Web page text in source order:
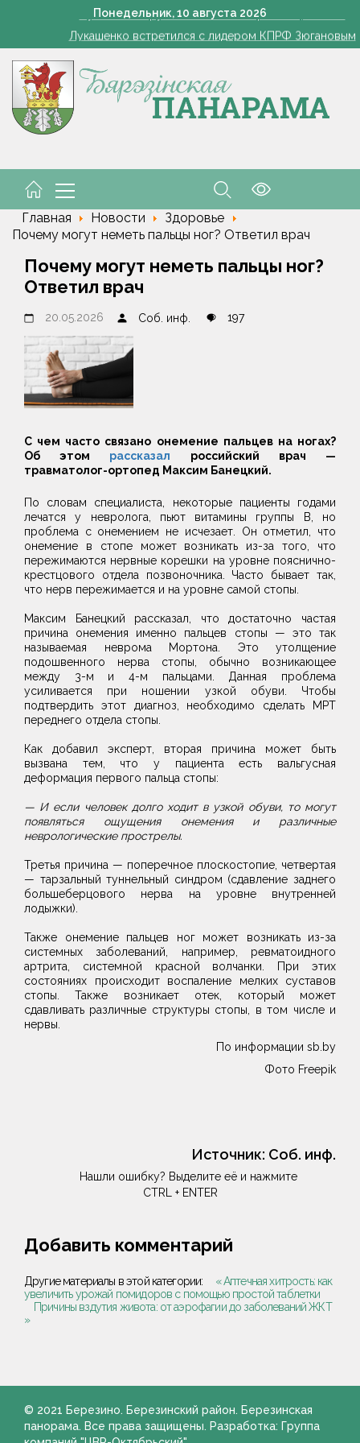
Понедельник,10 августа 2026
Лукашенко вручена Ленинская премия ЦК КПРФ
Лукашенко встретился с лидером КПРФ Зюгановым
с грядки: какие августовские продукты максимально
8 августа открылся сезон охоты на пернатую дичь
Лукашенко вручена Ленинская премия ЦК КПРФ
Главная Новости
Здоровье
Почему могут неметь пальцы ног? Ответил врач
Почему могут неметь пальцы ног?
Ответил врач
20.05.2026 Соб. инф. 197
С чем часто связано онемение пальцев на ногах?
Об этом рассказал российский врач —
травматолог-ортопед Максим Банецкий.
По словам специалиста, некоторые пациенты годами
лечатся у невролога, пьют витамины группы B, но
проблема с онемением не исчезает. Он отметил, что
онемение в стопе может возникать из-за того, что
пережимаются нервные корешки на уровне пояснично-
крестцового отдела позвоночника. Часто бывает так,
что нерв пережимается и на уровне самой стопы.
Максим Банецкий рассказал, что достаточно частая
причина онемения именно пальцев стопы — это так
называемая неврома Мортона. Это утолщение
подошвенного нерва стопы, обычно возникающее
между 3-м и 4-м пальцами. Данная проблема
усиливается при ношении узкой обуви. Чтобы
подтвердить этот диагноз, необходимо сделать МРТ
переднего отдела стопы.
Как добавил эксперт, вторая причина может быть
вызвана тем, что у пациента есть вальгусная
деформация первого пальца стопы:
— И если человек долго ходит в узкой обуви, то могут
появляться ощущения онемения и различные
неврологические прострелы.
Третья причина — поперечное плоскостопие, четвертая
— тарзальный туннельный синдром (сдавление заднего
большеберцового нерва на уровне внутренней
лодыжки).
Также онемение пальцев ног может возникать из-за
системных заболеваний, например, ревматоидного
артрита, системной красной волчанки. При этих
состояниях происходит воспаление мелких суставов
стопы. Также возникает отек, который может
сдавливать различные структуры стопы, в том числе и
нервы.
По информации sb.by
Фото Freepik
Источник: Соб. инф.
Нашли ошибку? Выделите её и нажмите
CTRL + ENTER
Добавить комментарий
Другие материалы в этой категории:
« Аптечная хитрость: как
увеличить урожай помидоров с помощью простой таблетки
Причины вздутия живота: от аэрофагии до заболеваний ЖКТ
»
© 2021 Березино. Березинский район. Березинская
панорама. Все права защищены. Разработка: Группа